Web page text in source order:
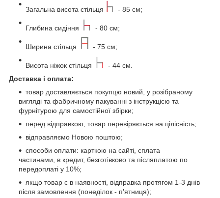
Загальна висота стільця - 85 см;
Глибина сидіння - 80 см;
Ширина стільця - 75 см;
Висота ніжок стільця
- 44 см.
Доставка і оплата:
товар доставляється покупцю новий, у розібраному
вигляді та фабричному пакуванні з інструкцією та
фурнітурою для самостійної збірки;
перед відправкою, товар перевіряється на цілісність;
відправляємо Новою поштою;
способи оплати: карткою на сайті, сплата
частинами, в кредит, безготівково та післяплатою по
передоплаті у 10%;
якщо товар є в наявності, відправка протягом 1-3 днів
після замовлення (понеділок - п'ятниця);